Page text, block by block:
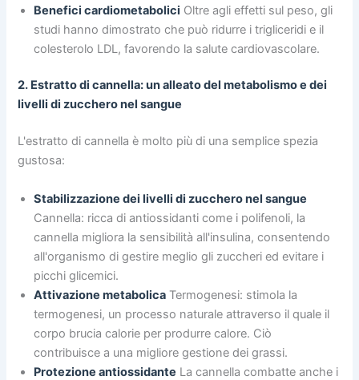
Benefici cardiometabolici Oltre agli effetti sul peso, gli
studi hanno dimostrato che può ridurre i trigliceridi e il
colesterolo LDL, favorendo la salute cardiovascolare.
2. Estratto di cannella: un alleato del metabolismo e dei
livelli di zucchero nel sangue
L'estratto di cannella è molto più di una semplice spezia
gustosa:
Stabilizzazione dei livelli di zucchero nel sangue
Cannella: ricca di antiossidanti come i polifenoli, la
cannella migliora la sensibilità all'insulina, consentendo
all'organismo di gestire meglio gli zuccheri ed evitare i
picchi glicemici.
Attivazione metabolica Termogenesi: stimola la
termogenesi, un processo naturale attraverso il quale il
corpo brucia calorie per produrre calore. Ciò
contribuisce a una migliore gestione dei grassi.
Protezione antiossidante La cannella combatte anche i